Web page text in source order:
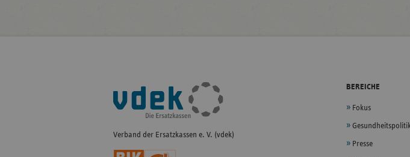
Fußleisten-
Navigation
Verband der Ersatzkassen e. V. (vdek)
BEREICHE
Fokus
Presse